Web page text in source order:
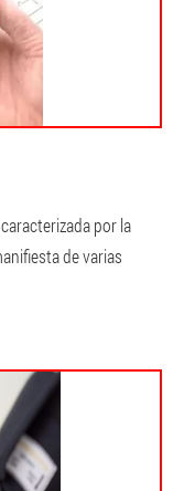
por la
de varias